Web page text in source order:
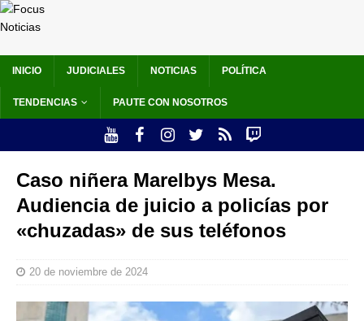
INICIO JUDICIALES NOTICIAS POLÍTICA
TENDENCIAS PAUTE CON NOSOTROS
Caso niñera Marelbys Mesa.
Audiencia de juicio a policías por
«chuzadas» de sus teléfonos
20 de noviembre de 2024